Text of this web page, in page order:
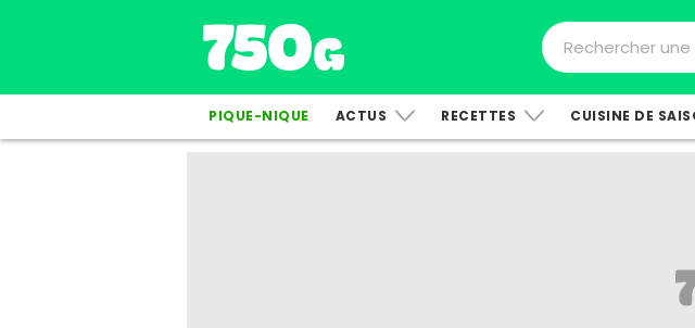
PIQUE-NIQUE ACTUS RECETTES CUISINE DE